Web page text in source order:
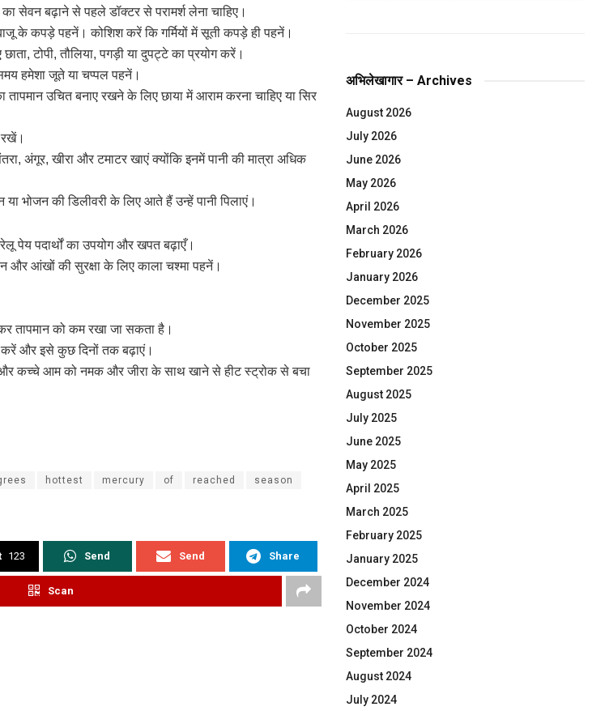
का सेवन बढ़ाने से पहले डॉक्टर से परामर्श लेना चाहिए।
के कपड़े पहनें। कोशिश करें कि गर्मियों में सूती कपड़े ही पहनें।
टोपी, तौलिया, पगड़ी या दुपट्टे का प्रयोग करें।
हमेशा जूते या चप्पल पहनें।
उचित बनाए रखने के लिए छाया में आराम करना चाहिए या सिर
रखें।
अंगूर, खीरा और टमाटर खाएं क्योंकि इनमें पानी की मात्रा अधिक
भोजन की डिलीवरी के लिए आते हैं उन्हें पानी पिलाएं।
पेय पदार्थों का उपयोग और खपत बढ़ाएँ।
और आंखों की सुरक्षा के लिए काला चश्मा पहनें।
तापमान को कम रखा जा सकता है।
करें और इसे कुछ दिनों तक बढ़ाएं।
और कच्चे आम को नमक और जीरा के साथ खाने से हीट स्ट्रोक से बचा
hottest mercury of reached season
123 Send Send Share
Scan
अभिलेखागार – Archives
August 2026
July 2026
June 2026
May 2026
April 2026
March 2026
February 2026
January 2026
December 2025
November 2025
October 2025
September 2025
August 2025
July 2025
June 2025
May 2025
April 2025
March 2025
February 2025
January 2025
December 2024
November 2024
October 2024
September 2024
August 2024
July 2024